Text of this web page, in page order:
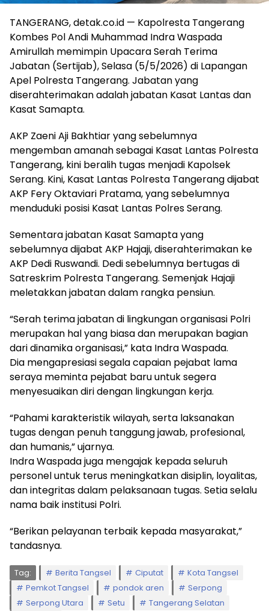
TANGERANG, detak.co.id — Kapolresta Tangerang
Kombes Pol Andi Muhammad Indra Waspada
Amirullah memimpin Upacara Serah Terima
Jabatan (Sertijab), Selasa (5/5/2026) di Lapangan
Apel Polresta Tangerang. Jabatan yang
diserahterimakan adalah jabatan Kasat Lantas dan
Kasat Samapta.
AKP Zaeni Aji Bakhtiar yang sebelumnya
mengemban amanah sebagai Kasat Lantas Polresta
Tangerang, kini beralih tugas menjadi Kapolsek
Serang. Kini, Kasat Lantas Polresta Tangerang dijabat
AKP Fery Oktaviari Pratama, yang sebelumnya
menduduki posisi Kasat Lantas Polres Serang.
Sementara jabatan Kasat Samapta yang
sebelumnya dijabat AKP Hajaji, diserahterimakan ke
AKP Dedi Ruswandi. Dedi sebelumnya bertugas di
Satreskrim Polresta Tangerang. Semenjak Hajaji
meletakkan jabatan dalam rangka pensiun.
“Serah terima jabatan di lingkungan organisasi Polri
merupakan hal yang biasa dan merupakan bagian
dari dinamika organisasi,” kata Indra Waspada.
Dia mengapresiasi segala capaian pejabat lama
seraya meminta pejabat baru untuk segera
menyesuaikan diri dengan lingkungan kerja.
“Pahami karakteristik wilayah, serta laksanakan
tugas dengan penuh tanggung jawab, profesional,
dan humanis,” ujarnya.
Indra Waspada juga mengajak kepada seluruh
personel untuk terus meningkatkan disiplin, loyalitas,
dan integritas dalam pelaksanaan tugas. Setia selalu
nama baik institusi Polri.
“Berikan pelayanan terbaik kepada masyarakat,”
tandasnya.
Tag: Berita Tangsel Ciputat
Kota Tangsel
Pemkot Tangsel
pondok aren
Serpong
Serpong Utara
Setu
Tangerang Selatan